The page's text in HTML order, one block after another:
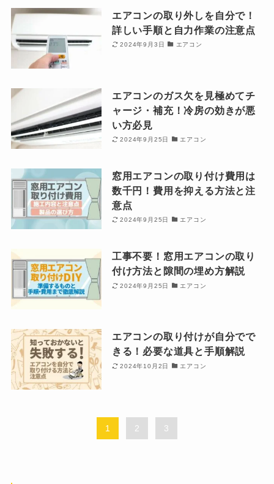
エアコンの取り外しを自分で！
詳しい手順と自力作業の注意点
2024年9月3日 エアコン
エアコンのガス欠を見極めてチ
ャージ・補充！冷房の効きが悪
い方必見
2024年9月25日 エアコン
窓用エアコンの取り付け費用は
数千円！費用を抑える方法と注
意点
2024年9月25日 エアコン
工事不要！窓用エアコンの取り
付け方法と隙間の埋め方解説
2024年9月25日 エアコン
エアコンの取り付けが自分でで
きる！必要な道具と手順解説
2024年10月2日 エアコン
1 2 3